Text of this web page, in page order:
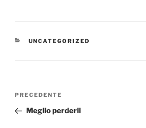
CATEGORIE
UNCATEGORIZED
Navigazione
Articolo
precedente:
PRECEDENTE
Meglio perderli